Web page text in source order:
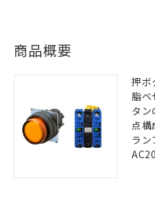
商品概要
押ボ
脂ベ
タン
点構
ラン